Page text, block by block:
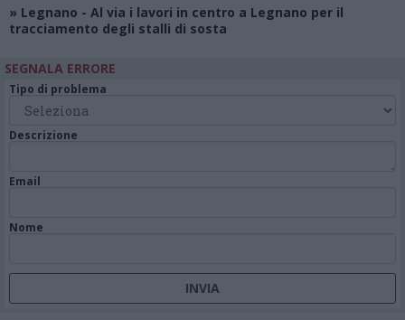
» Legnano - Al via i lavori in centro a Legnano per il
tracciamento degli stalli di sosta
SEGNALA ERRORE
Tipo di problema
Descrizione
Email
Nome